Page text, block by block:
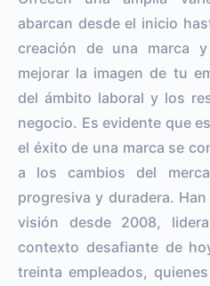
abarcan desde el inicio
creación de una marca
mejorar la imagen de tu
del ámbito laboral y los
negocio. Es evidente que
el éxito de una marca se
a los cambios del
progresiva y duradera.
visión desde 2008,
contexto desafiante de
treinta empleados,